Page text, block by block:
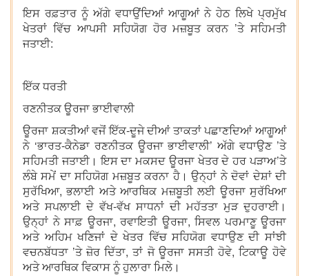
ਇਸ ਰਫ਼ਤਾਰ ਨੂੰ ਅੱਗੇ ਵਧਾਉਂਦਿਆਂ ਆਗੂਆਂ ਨੇ ਹੇਠ ਲਿਖੇ ਪ੍ਰਮੁੱਖ
ਖੇਤਰਾਂ ਵਿੱਚ ਆਪਸੀ ਸਹਿਯੋਗ ਹੋਰ ਮਜ਼ਬੂਤ ਕਰਨ ’ਤੇ ਸਹਿਮਤੀ
ਜਤਾਈ:
ਇੱਕ ਧਰਤੀ
ਰਣਨੀਤਕ ਊਰਜਾ ਭਾਈਵਾਲੀ
ਊਰਜਾ ਸ਼ਕਤੀਆਂ ਵਜੋਂ ਇੱਕ-ਦੂਜੇ ਦੀਆਂ ਤਾਕਤਾਂ ਪਛਾਣਦਿਆਂ ਆਗੂਆਂ
ਨੇ ‘ਭਾਰਤ-ਕੈਨੇਡਾ ਰਣਨੀਤਕ ਊਰਜਾ ਭਾਈਵਾਲੀ’ ਅੱਗੇ ਵਧਾਉਣ ’ਤੇ
ਸਹਿਮਤੀ ਜਤਾਈ। ਇਸ ਦਾ ਮਕਸਦ ਊਰਜਾ ਖੇਤਰ ਦੇ ਹਰ ਪੜਾਅ’ਤੇ
ਲੰਬੇ ਸਮੇਂ ਦਾ ਸਹਿਯੋਗ ਮਜ਼ਬੂਤ ਕਰਨਾ ਹੈ। ਉਨ੍ਹਾਂ ਨੇ ਦੋਵਾਂ ਦੇਸ਼ਾਂ ਦੀ
ਸੁਰੱਖਿਆ, ਭਲਾਈ ਅਤੇ ਆਰਥਿਕ ਮਜ਼ਬੂਤੀ ਲਈ ਊਰਜਾ ਸੁਰੱਖਿਆ
ਅਤੇ ਸਪਲਾਈ ਦੇ ਵੱਖ-ਵੱਖ ਸਾਧਨਾਂ ਦੀ ਮਹੱਤਤਾ ਮੁੜ ਦੁਹਰਾਈ।
ਉਨ੍ਹਾਂ ਨੇ ਸਾਫ਼ ਊਰਜਾ, ਰਵਾਇਤੀ ਊਰਜਾ, ਸਿਵਲ ਪਰਮਾਣੂ ਊਰਜਾ
ਅਤੇ ਅਹਿਮ ਖਣਿਜਾਂ ਦੇ ਖੇਤਰ ਵਿੱਚ ਸਹਿਯੋਗ ਵਧਾਉਣ ਦੀ ਸਾਂਝੀ
ਵਚਨਬੱਧਤਾ ’ਤੇ ਜ਼ੋਰ ਦਿੱਤਾ, ਤਾਂ ਜੋ ਊਰਜਾ ਸਸਤੀ ਹੋਵੇ, ਟਿਕਾਊ ਹੋਵੇ
ਅਤੇ ਆਰਥਿਕ ਵਿਕਾਸ ਨੂੰ ਹੁਲਾਰਾ ਮਿਲੇ।